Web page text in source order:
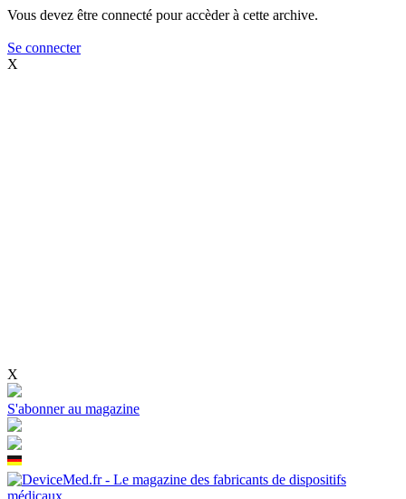
Vous devez être connecté pour accèder à cette archive.
Se connecter
X
X
S'abonner au magazine